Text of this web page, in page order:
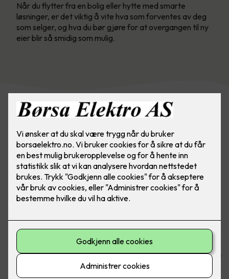
Når du flytter fra en bolig eller hytte med smarte
løsninger, er det viktig å vite hva som forventes av deg
som selger, og hva du bør gjøre for at overgangen til ny
eier blir så smidig som mulig.
Når vi flytter er det mye å tenke på, og det er ikke så rart at
man kan glemme smarthuset. Hva gjør man med